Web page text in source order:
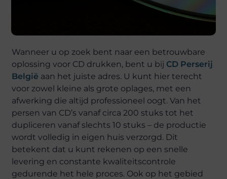
Wanneer u op zoek bent naar een betrouwbare
oplossing voor CD drukken, bent u bij CD Perserij
België aan het juiste adres. U kunt hier terecht
voor zowel kleine als grote oplages, met een
afwerking die altijd professioneel oogt. Van het
persen van CD’s vanaf circa 200 stuks tot het
dupliceren vanaf slechts 10 stuks – de productie
wordt volledig in eigen huis verzorgd. Dit
betekent dat u kunt rekenen op een snelle
levering en constante kwaliteitscontrole
gedurende het hele proces. Ook op het gebied